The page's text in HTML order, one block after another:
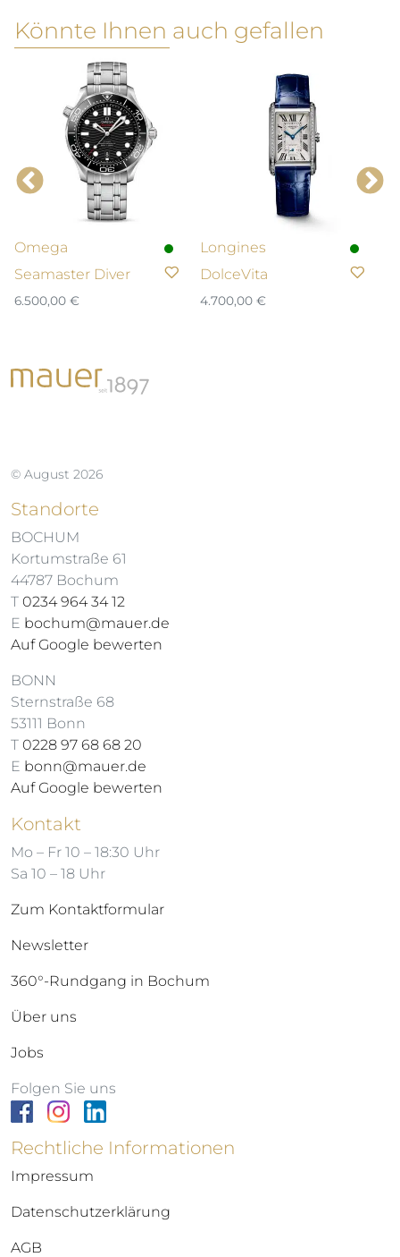
Könnte Ihnen auch gefallen
Omega
Seamaster Diver
6.500,00 €
Longines
DolceVita
4.700,00 €
© August 2026
Standorte
BOCHUM
Kortumstraße 61
44787 Bochum
T 0234 964 34 12
E bochum@mauer.de
Auf Google bewerten
BONN
Sternstraße 68
53111 Bonn
T 0228 97 68 68 20
E bonn@mauer.de
Auf Google bewerten
Kontakt
Mo – Fr 10 – 18:30 Uhr
Sa 10 – 18 Uhr
Zum Kontaktformular
Newsletter
360°-Rundgang in Bochum
Über uns
Jobs
Folgen Sie uns
Rechtliche Informationen
Impressum
Datenschutzerklärung
AGB